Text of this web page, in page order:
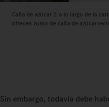
Caña de azúcar 2: a lo largo de la
ofrecen zumo de caña de azúcar
Sin embargo, todavía debe